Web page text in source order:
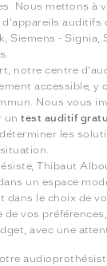
Nous mettons à
d'appareils auditifs
Siemens - Signia,
notre centre
accessible, y
Nous vous
untest auditif
les
Thibaut
un espace
dans le choix de
vos
avec une